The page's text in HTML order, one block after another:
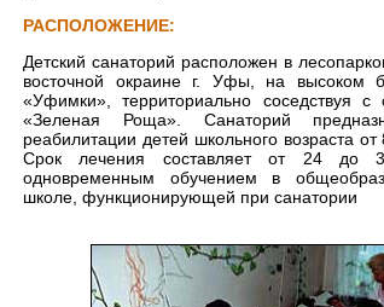
РАСПОЛОЖЕНИЕ:
Детский санаторий расположен в
восточной окраине г. Уфы, на высоком
«Уфимки», территориально соседствуя с
«Зеленая Роща». Санаторий
реабилитации детей школьного возраста от
Срок лечения составляет от 24 до
одновременным обучением в
школе, функционирующей при санатории